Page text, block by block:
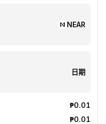
NEAR
日期
₱0.01
₱0.01